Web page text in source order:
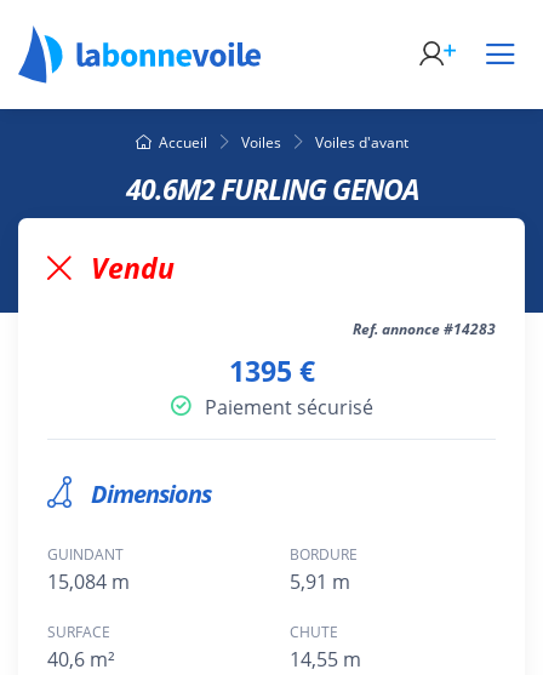
Accueil Voiles Voiles d'avant
40.6M2 FURLING GENOA
Vendu
Ref. annonce #14283
1395 €
Paiement sécurisé
Dimensions
GUINDANT
15,084 m
BORDURE
5,91 m
SURFACE
40,6 m²
CHUTE
14,55 m